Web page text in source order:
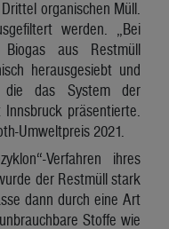
organischen Müll.
werden. „Bei
aus Restmüll
herausgesiebt und
die das System der
präsentierte.
Umweltpreis 2021.
Verfahren ihres
der Restmüll stark
dann durch eine Art
Stoffe wie